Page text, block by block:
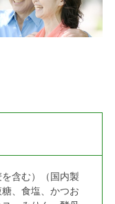
含む）（国内製
、食塩、かつお